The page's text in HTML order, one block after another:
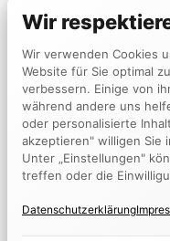
Heilungsgebet
Churches
Berlin
Mannheim
Tokyo
Events
Kalender
Encounter
Zeugnisse
Geben
EN
Wir
Wir verwenden Cookies
Website für Sie optimal
verbessern. Einige von
während andere uns
oder personalisierte
akzeptieren" willigen Sie
Unter „Einstellungen"
treffen oder die
Datenschutzerklärung